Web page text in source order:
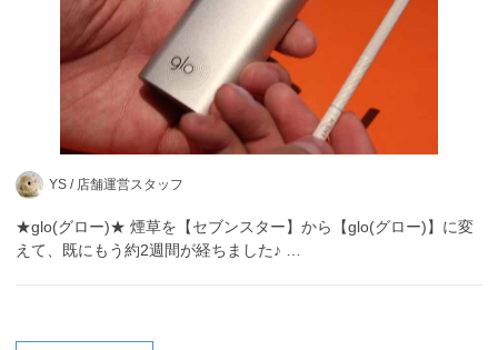
YS / 店舗運営スタッフ
★glo(グロー)★ 煙草を【セブンスター】から【glo(グロー)】に変
えて、既にもう約2週間が経ちました♪ …